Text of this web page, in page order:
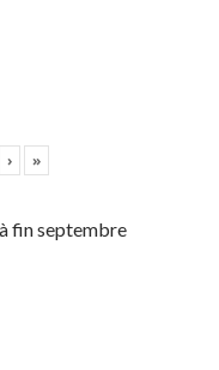
› »
fin septembre